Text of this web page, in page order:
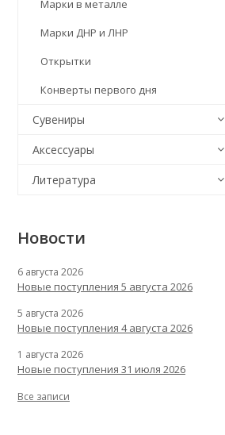
Марки в металле
Марки ДНР и ЛНР
Открытки
Конверты первого дня
Сувениры
Аксессуары
Литература
Новости
6 августа 2026
Новые поступления 5 августа 2026
5 августа 2026
Новые поступления 4 августа 2026
1 августа 2026
Новые поступления 31 июля 2026
Все записи